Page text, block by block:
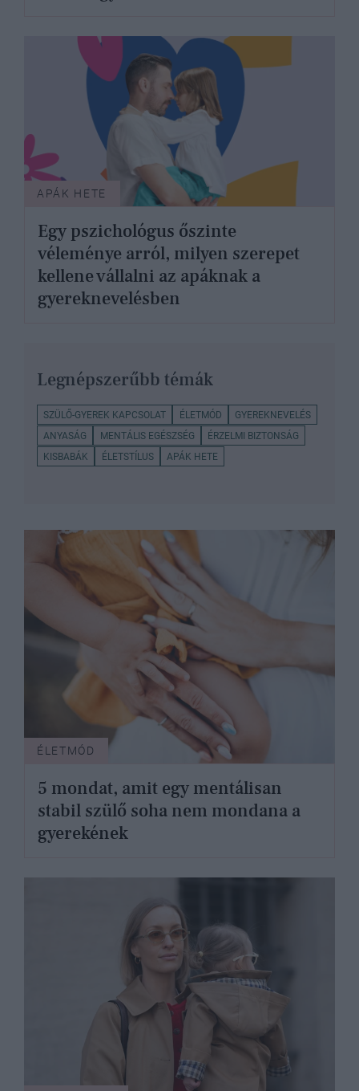
APÁK HETE
Egy pszichológus őszinte
véleménye arról, milyen szerepet
kellene vállalni az apáknak a
gyereknevelésben
Legnépszerűbb témák
SZÜLŐ-GYEREK KAPCSOLAT ÉLETMÓD
GYEREKNEVELÉS
ANYASÁG
MENTÁLIS EGÉSZSÉG
ÉRZELMI BIZTONSÁG
KISBABÁK
ÉLETSTÍLUS APÁK HETE
ÉLETMÓD
5 mondat, amit egy mentálisan
stabil szülő soha nem mondana a
gyerekének